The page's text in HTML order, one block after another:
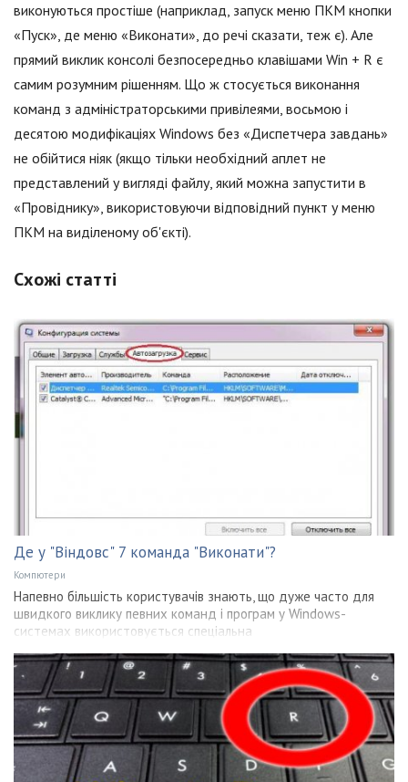
виконуються простіше (наприклад, запуск меню ПКМ кнопки
«Пуск», де меню «Виконати», до речі сказати, теж є). Але
прямий виклик консолі безпосередньо клавішами Win + R є
самим розумним рішенням. Що ж стосується виконання
команд з адміністраторськими привілеями, восьмою і
десятою модифікаціях Windows без «Диспетчера завдань»
не обійтися ніяк (якщо тільки необхідний аплет не
представлений у вигляді файлу, який можна запустити в
«Провіднику», використовуючи відповідний пункт у меню
ПКМ на виділеному об'єкті).
Схожі статті
Де у "Віндовс" 7 команда "Виконати"?
Компютери
Напевно більшість користувачів знають, що дуже часто для
швидкого виклику певних команд і програм у Windows-
системах використовується спеціальна